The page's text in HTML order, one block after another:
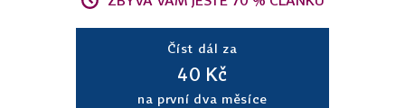
Číst dál za
40 Kč
na první dva měsíce